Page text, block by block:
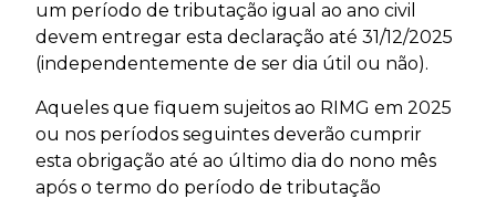
um período de tributação igual ao ano civil
devem entregar esta declaração até 31/12/2025
(independentemente de ser dia útil ou não).
Aqueles que fiquem sujeitos ao RIMG em 2025
ou nos períodos seguintes deverão cumprir
esta obrigação até ao último dia do nono mês
após o termo do período de tributação